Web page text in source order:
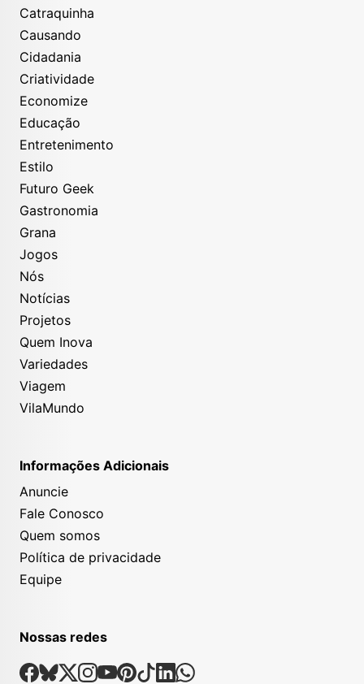
Catraquinha
Causando
Cidadania
Criatividade
Economize
Educação
Entretenimento
Estilo
Futuro Geek
Gastronomia
Grana
Jogos
Nós
Notícias
Projetos
Quem Inova
Variedades
Viagem
VilaMundo
Informações Adicionais
Anuncie
Fale Conosco
Quem somos
Política de privacidade
Equipe
Nossas redes
Nossas Redes Sociais
Facebook
Bsky
X Instagram
Youtube
Pinterest
TiktokLinkedin
Whatsapp